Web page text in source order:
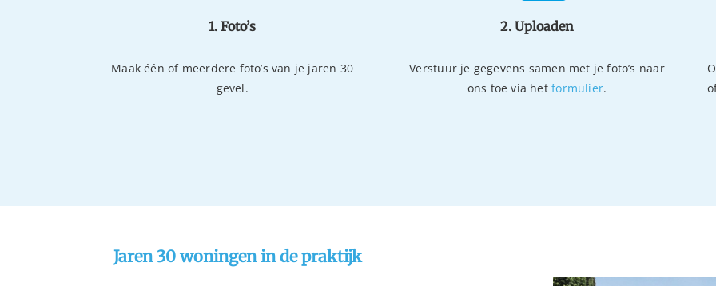
1. Foto’s
Maak één of meerdere foto’s van je jaren 30
gevel.
2. Uploaden
Verstuur je gegevens samen met je foto’s naar
ons toe via hetformulier.
Jaren 30 woningen in de praktijk